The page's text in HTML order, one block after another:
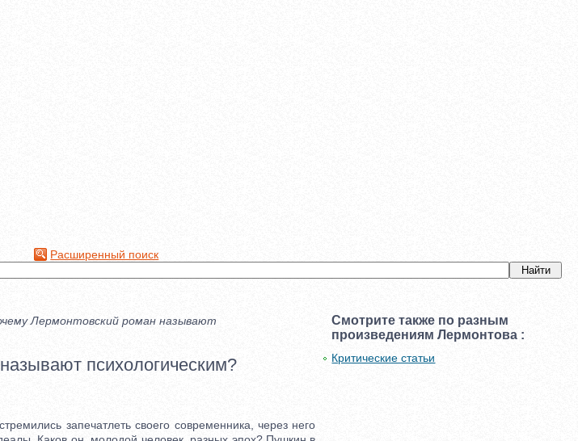
Расширенный поиск
Лермонтовский роман называют
психологическим?
запечатлеть своего современника, через него
Смотрите также по разным
произведениям Лермонтова :
Критические статьи